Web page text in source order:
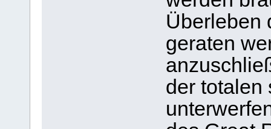
Überleben
geraten
der totalen